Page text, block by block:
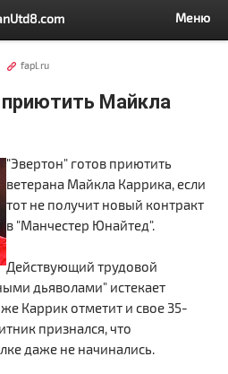
Меню
fapl.ru
Майкла
"Эвертон" готов приютить
ветерана Майкла Каррика, если
тот не получит новый контракт
в "Манчестер Юнайтед".
Действующий трудовой
дьяволами" истекает
Каррик отметит и свое 35-
признался, что
даже не начинались.